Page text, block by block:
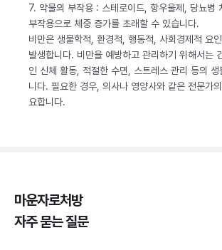
7. 약물의 부작용 : 스테로이드, 항우울제, 당뇨병
부작용으로 체중 증가를 초래할 수 있습니다.
비만은 생물학적, 환경적, 행동적, 사회경제적 요
발생합니다. 비만을 예방하고 관리하기 위해서는
인 신체 활동, 적절한 수면, 스트레스 관리 등의
니다. 필요한 경우, 의사나 영양사와 같은 전문가
요합니다.
마운자로처방
자주 묻는 질문